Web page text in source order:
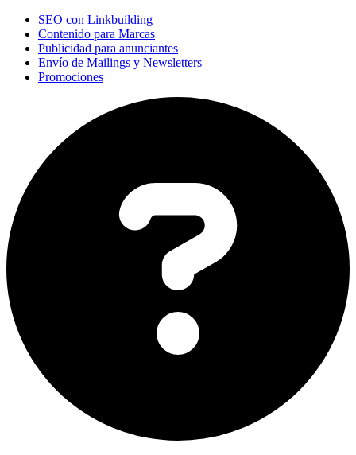
SEO con Linkbuilding
Contenido para Marcas
Publicidad para anunciantes
Envío de Mailings y Newsletters
Promociones